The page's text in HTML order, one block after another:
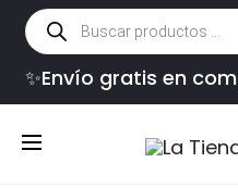
Búsqueda
de
productos
✨Envío gratis en